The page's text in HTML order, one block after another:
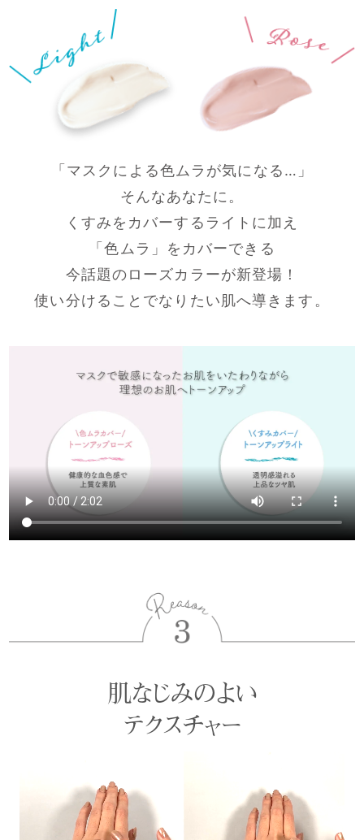
「マスクによる色ムラが気になる…」
そんなあなたに。
くすみをカバーするライトに加え
「色ムラ」をカバーできる
今話題のローズカラーが新登場！
使い分けることでなりたい肌へ導きます。
肌なじみのよい
テクスチャー